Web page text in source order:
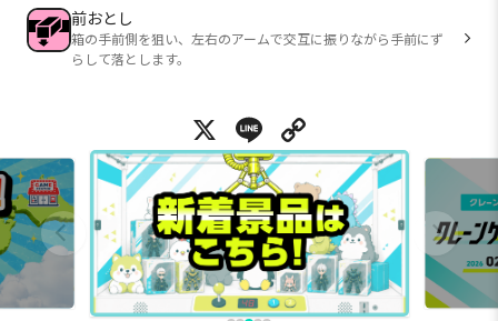
前おとし
箱の手前側を狙い、左右のアームで交互に振りながら手前にず
らして落とします。
X Line